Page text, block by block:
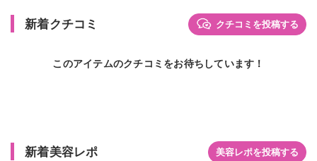
新着クチコミ クチコミを投稿する
このアイテムのクチコミをお待ちしています！
新着美容レポ 美容レポを投稿する